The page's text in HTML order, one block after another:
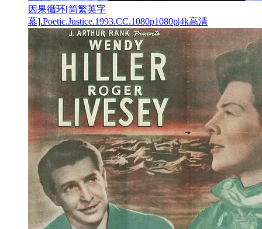
因果循环[简繁英字
幕].Poetic.Justice.1993.CC.1080p1080p|4k高清